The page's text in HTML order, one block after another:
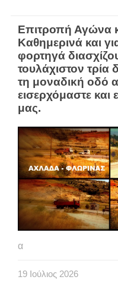
Eπιτροπή Αγώνα
Καθημερινά και
φορτηγά
τουλάχιστον τρία
τη μοναδική οδό
εισερχόμαστε και
μας.
α
19 Ιούλιος 2026